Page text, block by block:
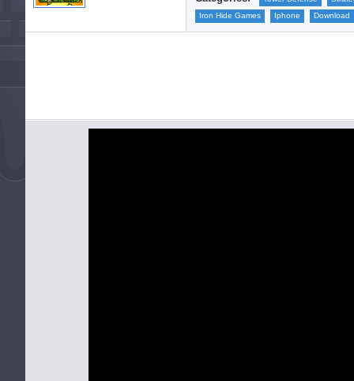
Iron Hide Games
Iphone Download